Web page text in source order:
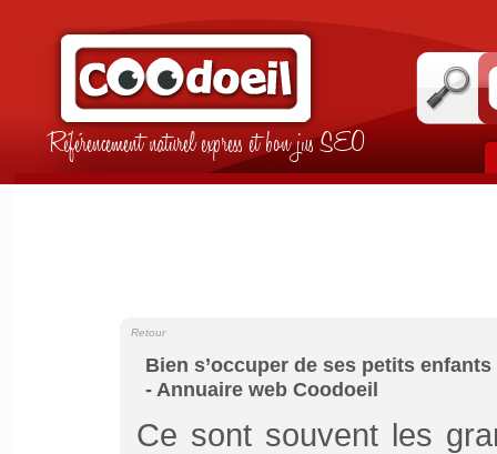
Référencement naturel express et bon jus SEO
Bien s’occuper de ses petits
- Annuaire web Coodoeil
Retour
Ce sont souvent les